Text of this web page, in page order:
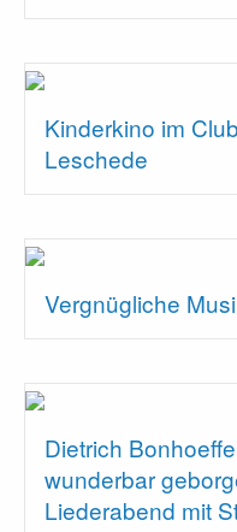
Kinderkino im
Leschede
Vergnügliche
Dietrich
wunderbar
Liederabend mit